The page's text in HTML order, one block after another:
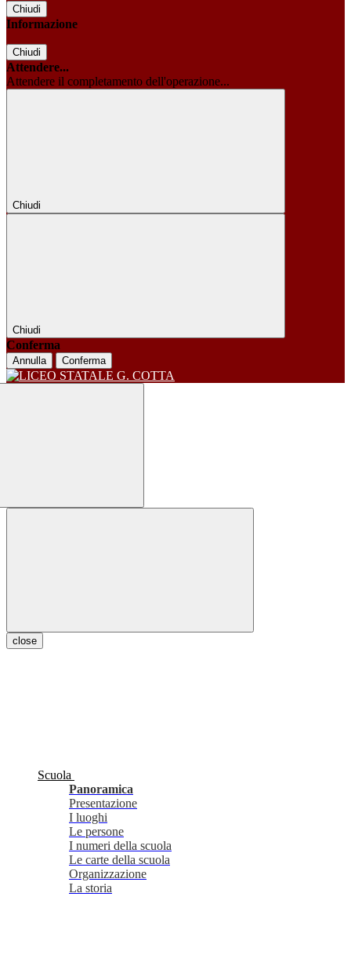
Chiudi
Informazione
Chiudi
Attendere...
Attendere il completamento dell'operazione...
Chiudi
Chiudi
Conferma
Annulla Conferma
close
Scuola
Panoramica
Presentazione
I luoghi
Le persone
I numeri della scuola
Le carte della scuola
Organizzazione
La storia